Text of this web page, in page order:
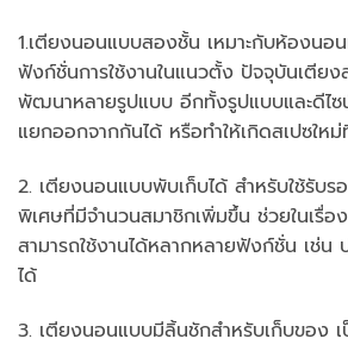
1.เตียงนอนแบบสองชั้น เหมาะกับห้องน
ฟังก์ชั่นการใช้งานในแนวตั้ง ปัจจุบันเตียง
พัฒนาหลายรูปแบบ อีกทั้งรูปแบบและดีไซ
แยกออกจากกันได้ หรือทำให้เกิดสเปซให
2. เตียงนอนแบบพับเก็บได้ สำหรับใช้รับร
พิเศษที่มีจำนวนสมาชิกเพิ่มขึ้น ช่วยในเรื่อ
สามารถใช้งานได้หลากหลายฟังก์ชั่น เช่น
ได้
3. เตียงนอนแบบมีลิ้นชักสำหรับเก็บของ